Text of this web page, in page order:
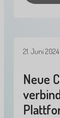
21. Juni 2024
Neue